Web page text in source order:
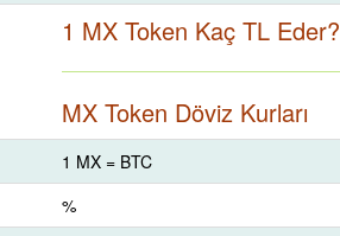
1 MX Token Kaç TL Eder?
MX Token Döviz Kurları
1 MX = BTC
%